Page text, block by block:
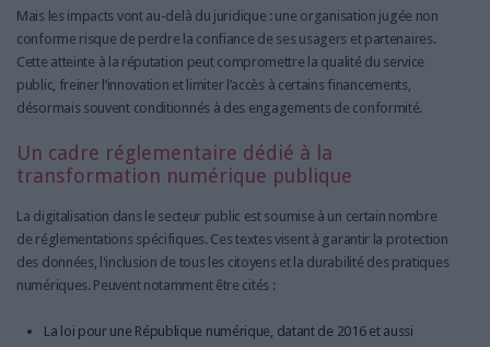
Mais les impacts vont au-delà du juridique : une organisation jugée non
conforme risque de perdre la confiance de ses usagers et partenaires.
Cette atteinte à la réputation peut compromettre la qualité du service
public, freiner l’innovation et limiter l’accès à certains financements,
désormais souvent conditionnés à des engagements de conformité.
Un cadre réglementaire dédié à la
transformation numérique publique
La digitalisation dans le secteur public est soumise à un certain nombre
de réglementations spécifiques. Ces textes visent à garantir la protection
des données, l'inclusion de tous les citoyens et la durabilité des pratiques
numériques. Peuvent notamment être cités :
La loi pour une République numérique, datant de 2016 et aussi